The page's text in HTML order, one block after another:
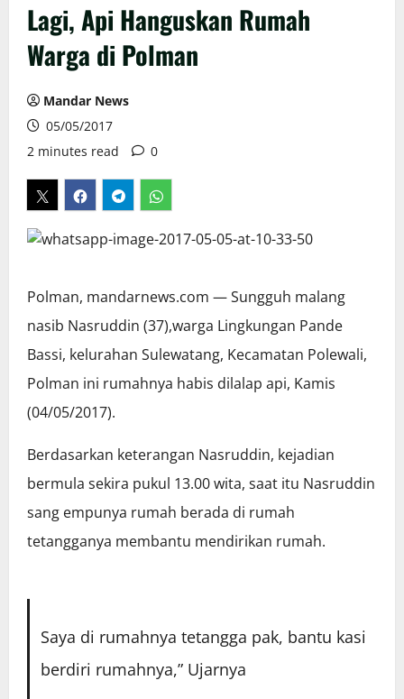
Lagi, Api Hanguskan Rumah
Warga di Polman
Mandar News
05/05/2017
2 minutes read
0
Polman, mandarnews.com — Sungguh malang
nasib Nasruddin (37),warga Lingkungan Pande
Bassi, kelurahan Sulewatang, Kecamatan Polewali,
Polman ini rumahnya habis dilalap api, Kamis
(04/05/2017).
Berdasarkan keterangan Nasruddin, kejadian
bermula sekira pukul 13.00 wita, saat itu Nasruddin
sang empunya rumah berada di rumah
tetangganya membantu mendirikan rumah.
Saya di rumahnya tetangga pak, bantu kasi
berdiri rumahnya,” Ujarnya